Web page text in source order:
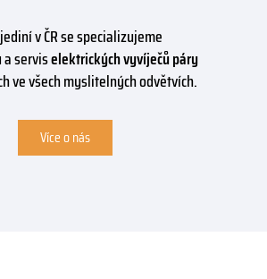
v ČR se specializujeme
a serviselektrických vyvíječů páry
ve všech myslitelných odvětvích.
Více o nás